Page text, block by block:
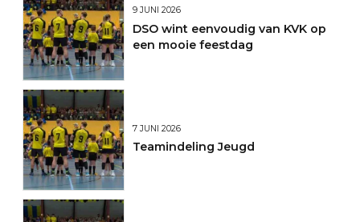
9 JUNI 2026
DSO wint eenvoudig van KVK op
een mooie feestdag
7 JUNI 2026
Teamindeling Jeugd